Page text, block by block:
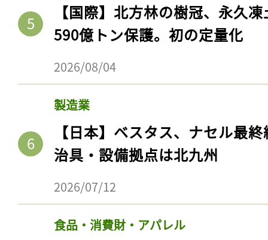
【国際】北方林の樹冠、永久
590億トン保護。初の定量化
2026/08/04
製造業
【日本】ベスタス、ナセル最
治具・設備拠点は北九州
2026/07/12
食品・消費財・アパレル
記事をお気に入りに
ログイン